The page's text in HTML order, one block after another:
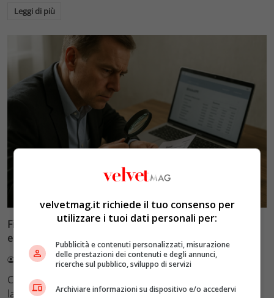
Leggi di più
Fisco e conti correnti: la doppia soglia di 20% e 71mila
euro che scatta gli accertamenti
Redazione VelvetMAG 5 Agosto 2026
Come funzionano i controlli del fisco sui conti correnti:
la doppia soglia del 20% e 71mila euro che attiva gli
velvetmag.it richiede il tuo consenso per
utilizzare i tuoi dati personali per:
Pubblicità e contenuti personalizzati, misurazione
delle prestazioni dei contenuti e degli annunci,
ricerche sul pubblico, sviluppo di servizi
Archiviare informazioni su dispositivo e/o accedervi